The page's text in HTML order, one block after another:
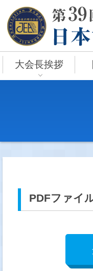
大会長挨拶
PDFファイ